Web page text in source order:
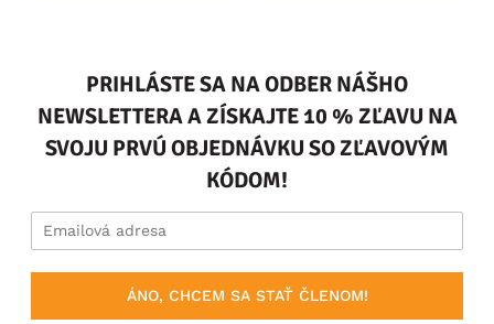
PRIHLÁSTE SA NA ODBER NÁŠHO
NEWSLETTERA A ZÍSKAJTE 10 % ZĽAVU NA
SVOJU PRVÚ OBJEDNÁVKU SO ZĽAVOVÝM
KÓDOM!
ÁNO, CHCEM SA STAŤ ČLENOM!